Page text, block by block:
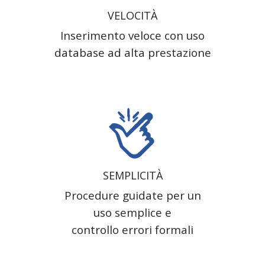
VELOCITÀ
Inserimento veloce con uso
database ad alta prestazione
SEMPLICITÀ
Procedure guidate per un
uso semplice e
controllo errori formali